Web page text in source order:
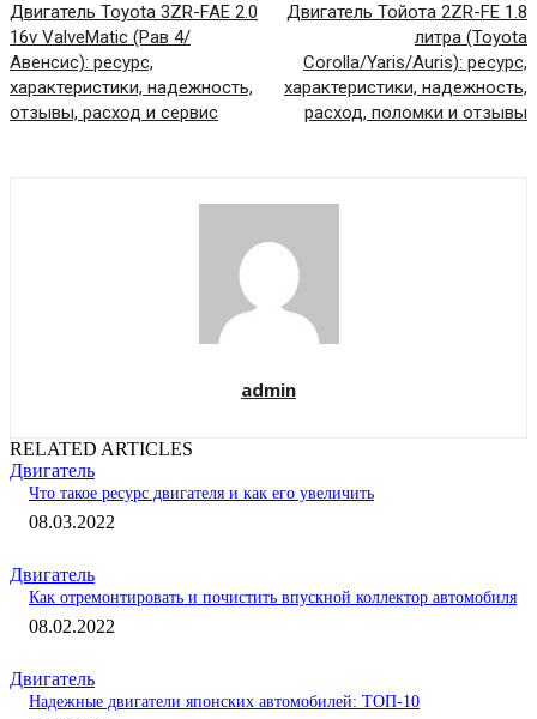
Двигатель Toyota 3ZR-FAE 2.0
16v ValveMatic (Рав 4/
Авенсис): ресурс,
характеристики, надежность,
отзывы, расход и сервис
Двигатель Тойота 2ZR-FE 1.8
литра (Toyota
Corolla/Yaris/Auris): ресурс,
характеристики, надежность,
расход, поломки и отзывы
admin
RELATED ARTICLES
Двигатель
Что такое ресурс двигателя и как его увеличить
08.03.2022
Двигатель
Как отремонтировать и почистить впускной коллектор автомобиля
08.02.2022
Двигатель
Надежные двигатели японских автомобилей: ТОП-10